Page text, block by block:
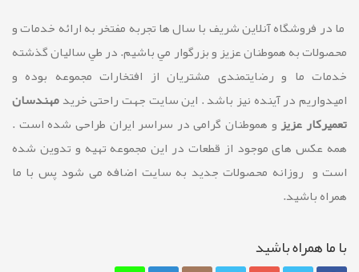
ما در فروشگاه آنلاین شريف با سال ها تجربه مفتخر به ارائه خدمات و
محصولات به هموطنان عزیز و بزرگوار مي باشيم. در طي ساليان گذشته
خدمات ما و رضايتمندی مشتريان از افتخارات مجموعه بوده و
امیدواریم در آینده نیز باشد . این سایت جهت راحتی خریدمهندسان
تعمیرکار عزیزو هموطنان گرامی در سراسر ایران طراحی شده است .
همه عکس های موجود از قطعات در این مجموعه تهیه و تدوین شده
است و روزانه محصولات جدید به سایت اضافه می شود پس با ما
همراه باشید.
با ما همراه باشيد